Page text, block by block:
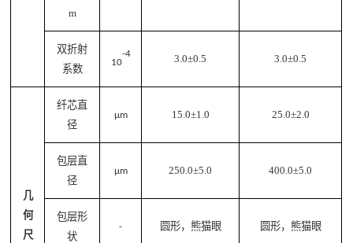
m
双折射
系数
10
-4 3.0±0.5 3.0±0.5
几
何
尺
纤芯直
径
μm 15 .0±1 .0 25 .0±2.0
包层直
径
μm 250 .0±5.0 400 .0±5.0
包层形
状
- 圆形，熊猫眼 圆形，熊猫眼